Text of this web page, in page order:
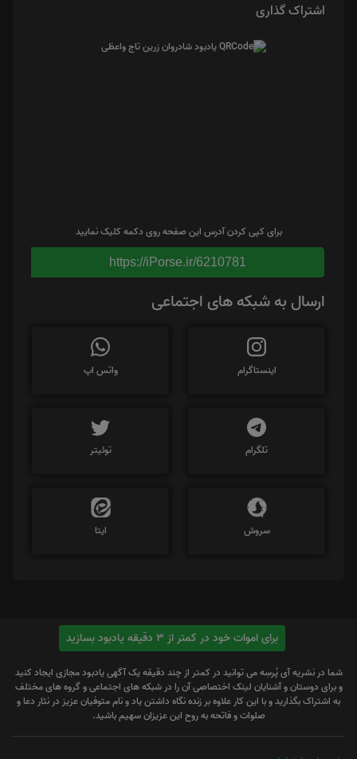
اشتراک گذاری
برای کپی کردن آدرس این صفحه روی دکمه کلیک نمایید
https://iPorse.ir/6210781
ارسال به شبکه های اجتماعی
اینستاگرام واتس اپ
تلگرام توئیتر
سروش ایتا
برای اموات خود در کمتر از 3 دقیقه یادبود بسازید
شما در نشریه آی پُرسِه می توانید در کمتر از چند دقیقه یک آگهی یادبود مجازی ایجاد کنید
و برای دوستان و آشنایان لینک اختصاصی آن را در شبکه های اجتماعی و گروه های مختلف
به اشتراک بگذارید و با این کار علاوه بر زنده نگاه داشتن یاد و نام متوفیان عزیز در نثار دعا و
صلوات و فاتحه به روح این عزیزان سهیم باشید.